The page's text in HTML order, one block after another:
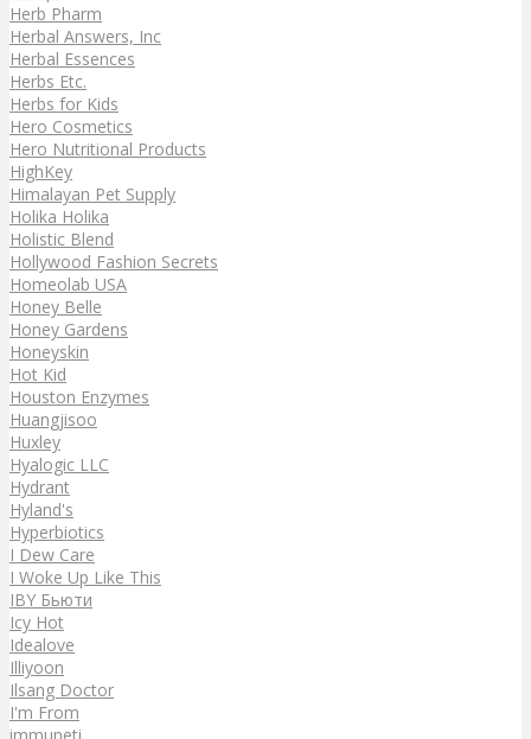
Herb Pharm
Herbal Answers, Inc
Herbal Essences
Herbs Etc.
Herbs for Kids
Hero Cosmetics
Hero Nutritional Products
HighKey
Himalayan Pet Supply
Holika Holika
Holistic Blend
Hollywood Fashion Secrets
Homeolab USA
Honey Belle
Honey Gardens
Honeyskin
Hot Kid
Houston Enzymes
Huangjisoo
Huxley
Hyalogic LLC
Hydrant
Hyland's
Hyperbiotics
I Dew Care
I Woke Up Like This
IBY Бьюти
Icy Hot
Idealove
Illiyoon
Ilsang Doctor
I'm From